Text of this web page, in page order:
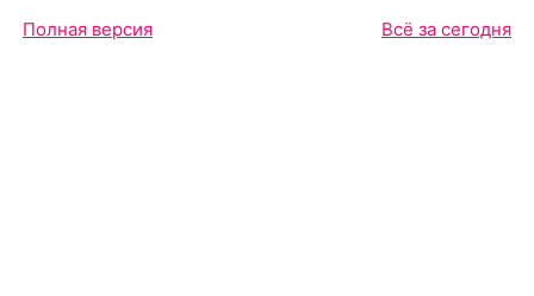
Полная версия Всё за сегодня